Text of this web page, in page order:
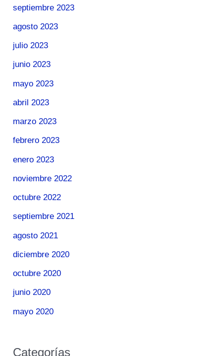
septiembre 2023
agosto 2023
julio 2023
junio 2023
mayo 2023
abril 2023
marzo 2023
febrero 2023
enero 2023
noviembre 2022
octubre 2022
septiembre 2021
agosto 2021
diciembre 2020
octubre 2020
junio 2020
mayo 2020
Categorías